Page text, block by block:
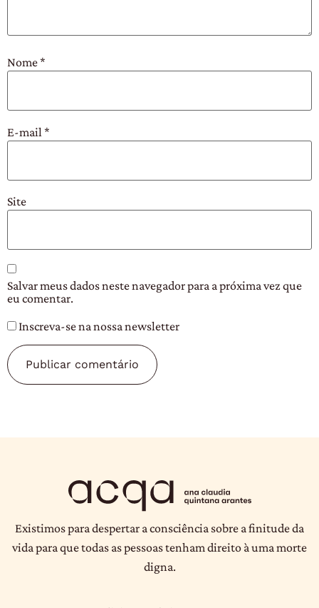
Nome*
E-mail *
Site
Salvar meus dados neste navegador para a próxima vez que
eu comentar.
Inscreva-se na nossa newsletter
Existimos para despertar a consciência sobre a finitude da
vida para que todas as pessoas tenham direito à uma morte
digna.